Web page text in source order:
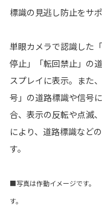
標識の見逃し防止をサポ
単眼カメラで認識した
停止」「転回禁止」の
スプレイに表示。また
号」の道路標識や信号
合、表示の反転や点滅
により、道路標識など
す。
■写真は作動イメージです。
す。